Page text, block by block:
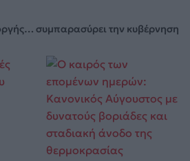
συμπαρασύρει την κυβέρνηση